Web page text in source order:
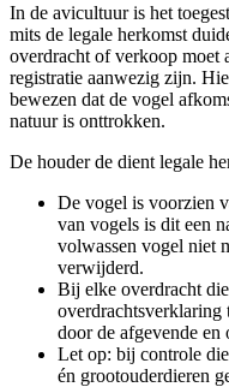
In de avicultuur is het
mits de legale herkomst
overdracht of verkoop moet
registratie aanwezig zijn.
bewezen dat de vogel
natuur is onttrokken.
De houder de dient legale
De vogel is voorzien
van vogels is dit een
volwassen vogel niet
verwijderd.
Bij elke overdracht
overdrachtsverklaring
door de afgevende en
Let op: bij controle
én grootouderdieren